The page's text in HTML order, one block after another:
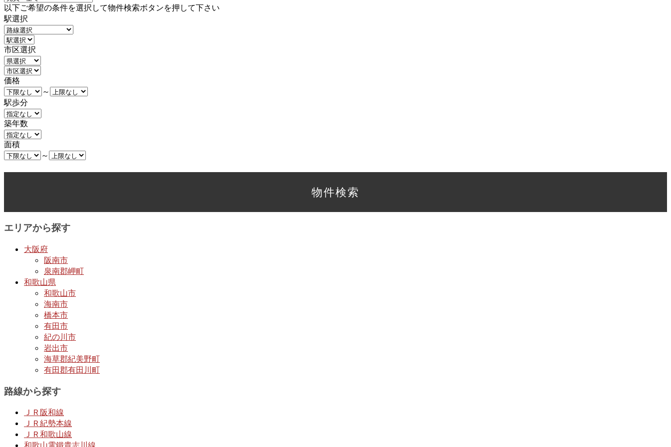
以下ご希望の条件を選択して物件検索ボタンを押して下さい
駅選択
市区選択
価格
～
駅歩分
築年数
面積
～
エリアから探す
大阪府
阪南市
泉南郡岬町
和歌山県
和歌山市
海南市
橋本市
有田市
紀の川市
岩出市
海草郡紀美野町
有田郡有田川町
路線から探す
ＪＲ阪和線
ＪＲ紀勢本線
ＪＲ和歌山線